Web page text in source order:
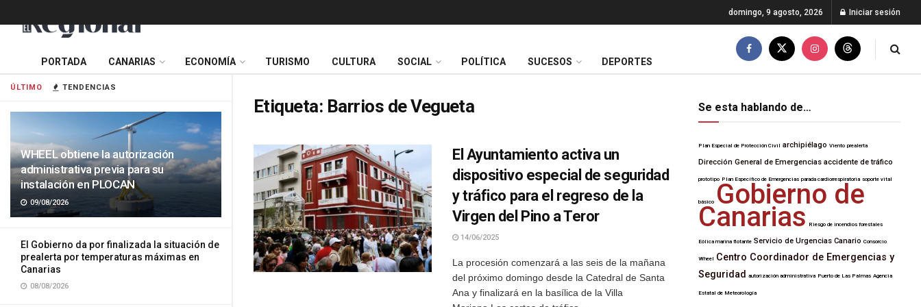
ÚLTIMO TENDENCIAS
WHEEL obtiene la autorización
administrativa previa para su
instalación en PLOCAN
09/08/2026
El Gobierno da por finalizada la situación de
prealerta por temperaturas máximas en
Canarias
08/08/2026
domingo, 9 agosto, 2026 Iniciar sesión
PORTADA CANARIAS ECONOMÍA TURISMO CULTURA SOCIAL POLÍTICA SUCESOS DEPORTES
Etiqueta: Barrios de Vegueta
El Ayuntamiento activa un
dispositivo especial de seguridad
y tráfico para el regreso de la
Virgen del Pino a Teror
14/06/2025
La procesión comenzará a las seis de la mañana
del próximo domingo desde la Catedral de Santa
Ana y finalizará en la basílica de la Villa
Se esta hablando de…
Plan Especial de Protección Civil archipiélago Viento prealerta
Dirección General de Emergencias accidente de tráfico
prototipo Plan Específico de Emergencias parada cardiorrespiratoria soporte vital
básico Gobierno de
Canarias Riesgo de incendios forestales
Eólica marina flotante Servicio de Urgencias Canario Consorcio
Wheel Centro Coordinador de Emergencias y
Seguridad autorización administrativa Puerto de Las Palmas Agencia
Estatal de Meteorología